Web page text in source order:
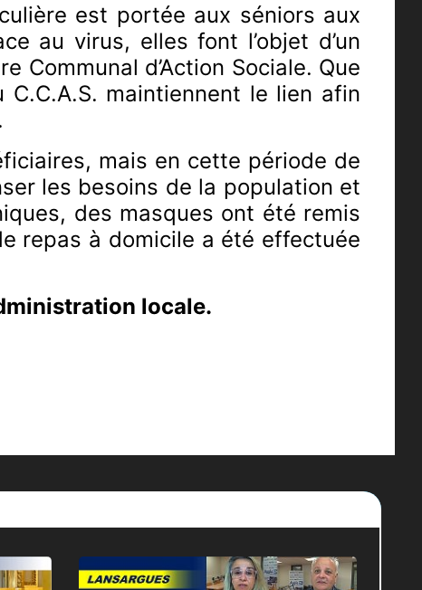
est portée aux séniors aux
au virus, elles font l’objet d’un
Communal d’Action Sociale. Que
maintiennent le lien afin
mais en cette période de
les besoins de la population et
des masques ont été remis
repas à domicile a été effectuée
locale.